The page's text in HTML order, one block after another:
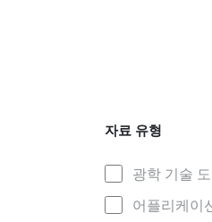
자료 유형
광학 기술
어플리케이